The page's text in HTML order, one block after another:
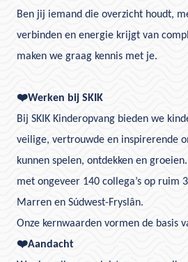
Ben jij iemand die overzicht houdt,
verbinden en energie krijgt van
maken we graag kennis met je.
❤️Werken bij SKIK
Bij SKIK Kinderopvang bieden we
veilige, vertrouwde en inspirerende
kunnen spelen, ontdekken en
met ongeveer 140 collega’s op ruim
Marren en Súdwest-Fryslân.
Onze kernwaarden vormen de basis
❤️Aandacht